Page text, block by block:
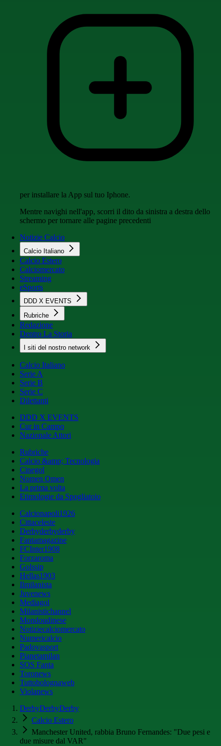
per installare la App sul tuo Iphone.
Mentre navighi nell'app, scorri il dito da sinistra a destra dello
schermo per tornare alle pagine precedenti
Notizie Calcio
Calcio Italiano
Calcio Estero
Calciomercato
Streaming
eSports
DDD X EVENTS
Rubriche
Redazione
Dentro La Storia
I siti del nostro network
Calcio Italiano
Serie A
Serie B
Serie C
Dilettanti
DDD X EVENTS
Cur in Campo
Nazionale Attori
Rubriche
Calcio &amp; Tecnologia
Cinegol
Nomen Omen
La prima volta
Etimologie da Spogliatoio
Calcionapoli1926
Cittaceleste
Derbyderbyderby
Fantamagazine
FCInter1908
Forzaroma
Golssip
Hellas1903
Ilmilanista
Juvenews
Mediagol
Milanistichannel
Mondoudinese
Notiziecalciomercato
Numericalcio
Padovasport
Pianetamilan
SOS Fanta
Toronews
Tuttobolognaweb
Violanews
DerbyDerbyDerby
Calcio Estero
Manchester United, rabbia Bruno Fernandes: "Due pesi e
due misure dal VAR"